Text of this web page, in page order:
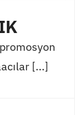
[...]